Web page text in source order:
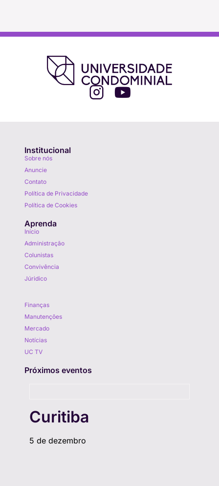
Institucional
Sobre nós
Anuncie
Contato
Política de Privacidade
Política de Cookies
Aprenda
Início
Administração
Colunistas
Convivência
Júridico
Finanças
Manutenções
Mercado
Notícias
UC TV
Próximos eventos
Curitiba
5 de dezembro